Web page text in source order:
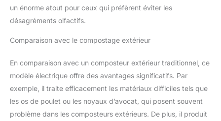
actif, et il n'y aura plus
d'autres matériaux
être ajoutés à la petite
boîte filtrante pour
éliminer les odeurs et
à utiliser : la machine de
compostage dispose
un énorme atout pour ceux qui préfèrent éviter les
désagréments olfactifs.
Comparaison avec le compostage extérieur
En comparaison avec un composteur extérieur traditionnel, ce
modèle électrique offre des avantages significatifs. Par
exemple, il traite efficacement les matériaux difficiles tels que
les os de poulet ou les noyaux d’avocat, qui posent souvent
problème dans les composteurs extérieurs. De plus, il produit